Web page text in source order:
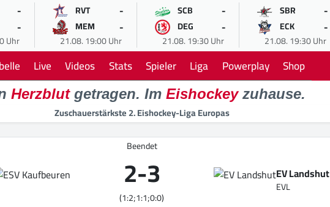
-
-
Uhr
RVT -
MEM -
21.08. 19:00 Uhr
SCB -
DEG -
21.08. 19:30 Uhr
SBR -
ECK -
21.08. 19:30 Uhr
Live Videos Stats Spieler Liga Powerplay Shop
Herzblutgetragen. Im Eishockeyzuhause.
Zuschauerstärkste 2. Eishockey-Liga Europas
Beendet
2-3
(1:2;1:1;0:0)
EV Landshut
EVL